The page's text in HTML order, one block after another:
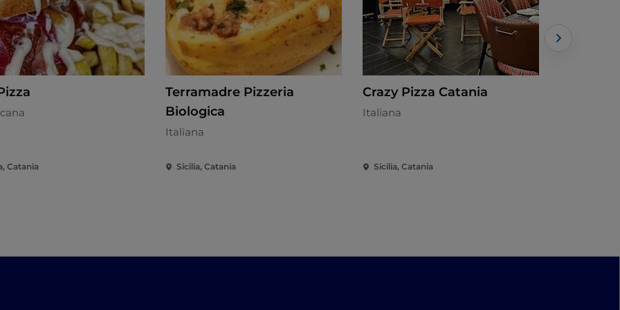
Catania
Terramadre Pizzeria
Biologica
Italiana
Sicilia, Catania
Crazy Pizza Catania
Italiana
Sicilia, Catania